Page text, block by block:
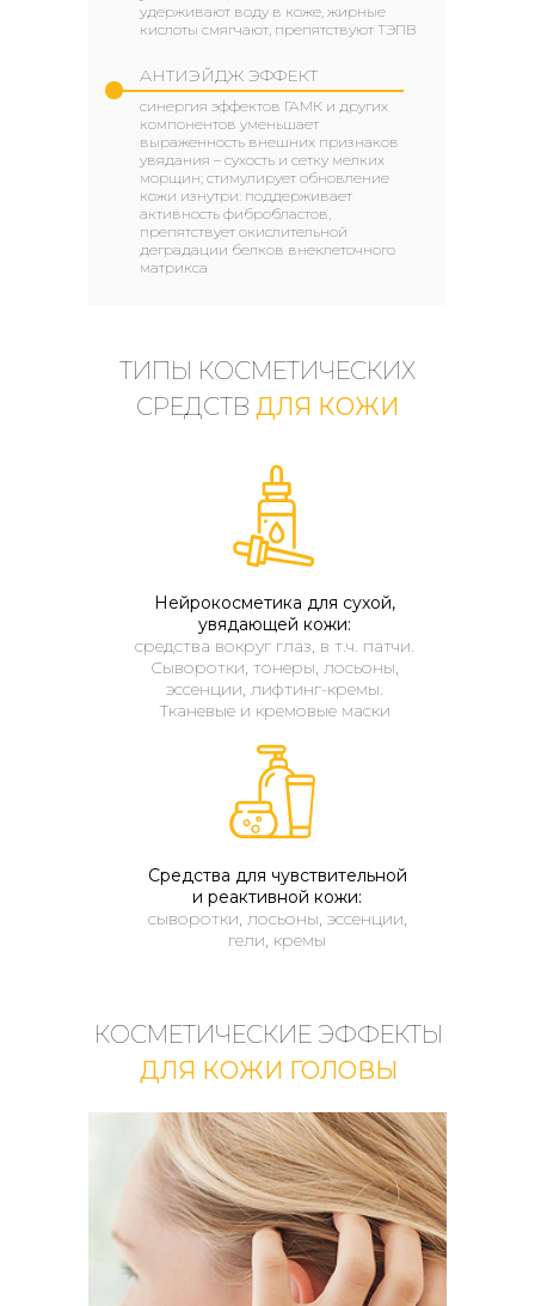
удерживают воду в коже, жирные
кислоты смягчают, препятствуют ТЭПВ
АНТИЭЙДЖ ЭФФЕКТ
синергия эффектов ГАМК и других
компонентов уменьшает
выраженность внешних признаков
увядания – сухость и сетку мелких
морщин; стимулирует обновление
кожи изнутри: поддерживает
активность фибробластов,
препятствует окислительной
деградации белков внеклеточного
матрикса
ТИПЫ КОСМЕТИЧЕСКИХ
СРЕДСТВ ДЛЯ КОЖИ
Нейрокосметика для сухой,
увядающей кожи:
средства вокруг глаз, в т.ч. патчи.
Сыворотки, тонеры, лосьоны,
эссенции, лифтинг-кремы.
Тканевые и кремовые маски
Средства для чувствительной
и реактивной кожи:
сыворотки, лосьоны, эссенции,
гели, кремы
КОСМЕТИЧЕСКИЕ ЭФФЕКТЫ
ДЛЯ КОЖИ ГОЛОВЫ